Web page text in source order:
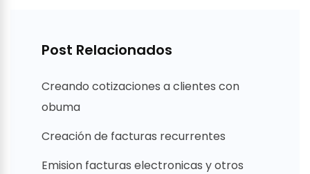
Post Relacionados
Creando cotizaciones a clientes con
obuma
Creación de facturas recurrentes
Emision facturas electronicas y otros